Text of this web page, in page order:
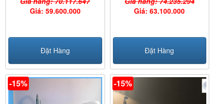
Giá: 59.600.000
Đặt Hàng
Giá: 63.100.000
Đặt Hàng
-15% -15%